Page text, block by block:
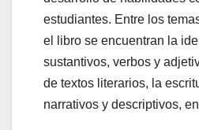
estudiantes. Entre los
el libro se encuentran la
sustantivos, verbos y
de textos literarios, la
narrativos y descriptivos,